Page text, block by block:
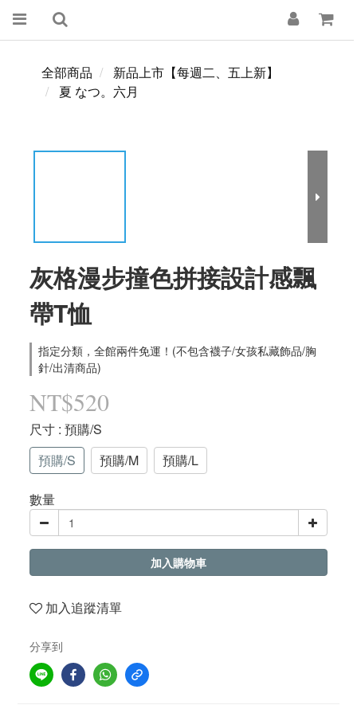
全部商品
新品上市【每週二、五上新】
夏 なつ。六月
灰格漫步撞色拼接設計感飄
帶T恤
指定分類，全館兩件免運！(不包含襪子/女孩私藏飾品/胸
針/出清商品)
NT$520
尺寸 : 預購/S
預購/S
預購/M 預購/L
數量
加入購物車
加入追蹤清單
分享到